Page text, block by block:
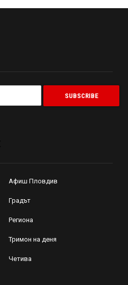
Афиш Пловдив
Градът
Региона
Тримон на деня
Четива